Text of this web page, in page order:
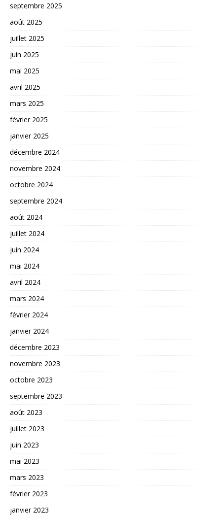
septembre 2025
août 2025
juillet 2025
juin 2025
mai 2025
avril 2025
mars 2025
février 2025
janvier 2025
décembre 2024
novembre 2024
octobre 2024
septembre 2024
août 2024
juillet 2024
juin 2024
mai 2024
avril 2024
mars 2024
février 2024
janvier 2024
décembre 2023
novembre 2023
octobre 2023
septembre 2023
août 2023
juillet 2023
juin 2023
mai 2023
mars 2023
février 2023
janvier 2023